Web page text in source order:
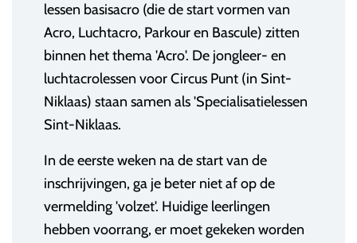
lessen basisacro (die de start vormen van
Acro, Luchtacro, Parkour en Bascule) zitten
binnen het thema 'Acro'. De jongleer- en
luchtacrolessen voor Circus Punt (in Sint-
Niklaas) staan samen als 'Specialisatielessen
Sint-Niklaas.
In de eerste weken na de start van de
inschrijvingen, ga je beter niet af op de
vermelding 'volzet'. Huidige leerlingen
hebben voorrang, er moet gekeken worden